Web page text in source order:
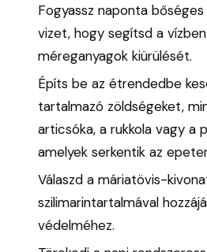
Fogyassz naponta
vizet, hogy segítsd a
méreganyagok kiürülését.
Építs be az étrendedbe
tartalmazó zöldségeket,
articsóka, a rukkola vagy a
amelyek serkentik az
Válaszd a máriatövis-
szilimarintartalmával
védelméhez.